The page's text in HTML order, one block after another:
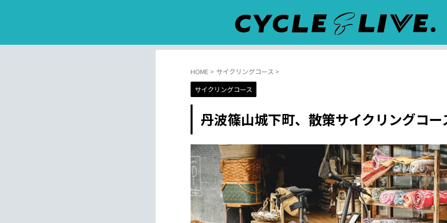
HOME > サイクリングコース >
サイクリングコース
丹波篠山城下町、散策サイクリングコー